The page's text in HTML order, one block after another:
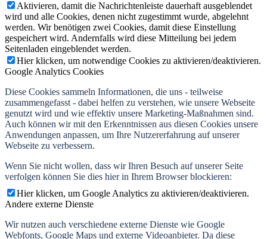
Aktivieren, damit die Nachrichtenleiste dauerhaft ausgeblendet
wird und alle Cookies, denen nicht zugestimmt wurde, abgelehnt
werden. Wir benötigen zwei Cookies, damit diese Einstellung
gespeichert wird. Andernfalls wird diese Mitteilung bei jedem
Seitenladen eingeblendet werden.
Hier klicken, um notwendige Cookies zu aktivieren/deaktivieren.
Google Analytics Cookies
Diese Cookies sammeln Informationen, die uns - teilweise
zusammengefasst - dabei helfen zu verstehen, wie unsere Webseite
genutzt wird und wie effektiv unsere Marketing-Maßnahmen sind.
Auch können wir mit den Erkenntnissen aus diesen Cookies unsere
Anwendungen anpassen, um Ihre Nutzererfahrung auf unserer
Webseite zu verbessern.
Wenn Sie nicht wollen, dass wir Ihren Besuch auf unserer Seite
verfolgen können Sie dies hier in Ihrem Browser blockieren:
Hier klicken, um Google Analytics zu aktivieren/deaktivieren.
Andere externe Dienste
Wir nutzen auch verschiedene externe Dienste wie Google
Webfonts, Google Maps und externe Videoanbieter. Da diese